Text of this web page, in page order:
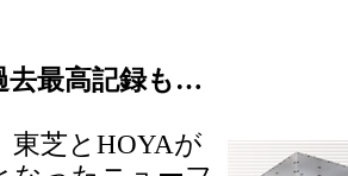
去最高記録も…
芝とHOYAが